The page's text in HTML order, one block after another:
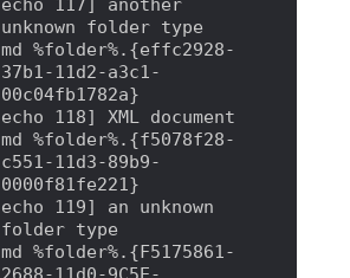
echo 117] another
unknown folder type
md %folder%.{effc2928-
37b1-11d2-a3c1-
00c04fb1782a}
echo 118] XML document
md %folder%.{f5078f28-
c551-11d3-89b9-
0000f81fe221}
echo 119] an unknown
folder type
md %folder%.{F5175861-